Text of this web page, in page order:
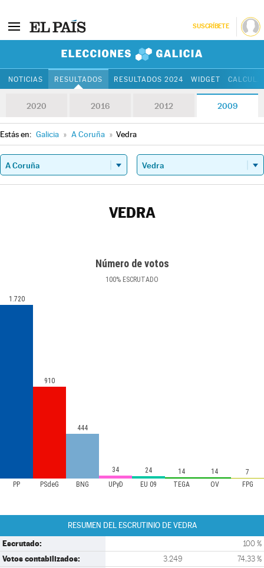
SUSCRÍBETE
NOTICIAS RESULTADOS RESULTADOS 2024 WIDGET
2020 2016 2012 2009
Estás en: Galicia » A Coruña » Vedra
VEDRA
Número de votos
100% ESCRUTADO
PP PSdeG BNG UPyD EU 09 TEGA OV FPG
1.720
910
444
34 24 14 14 7
RESUMEN DEL ESCRUTINIO DE VEDRA
Escrutado: 100 %
Votos contabilizados: 3.249 74,33 %